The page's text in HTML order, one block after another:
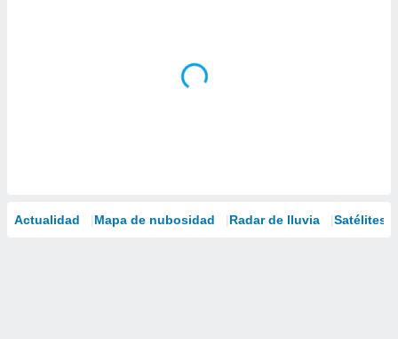
Actualidad Mapa de nubosidad Radar de lluvia Satélites